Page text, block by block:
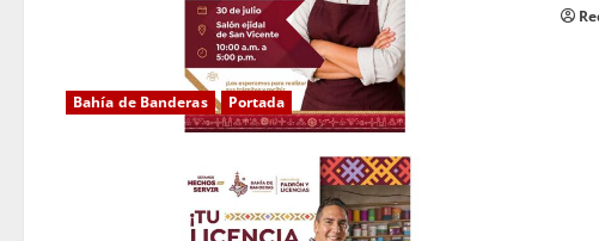
Bahía de Banderas Portada